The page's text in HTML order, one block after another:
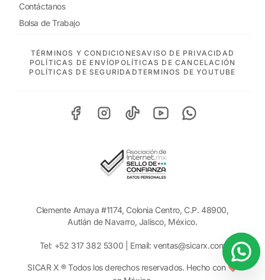
Contáctanos
Bolsa de Trabajo
TÉRMINOS Y CONDICIONESAVISO DE PRIVACIDAD
POLÍTICAS DE ENVÍOPOLÍTICAS DE CANCELACIÓN
POLÍTICAS DE SEGURIDADTERMINOS DE YOUTUBE
Clemente Amaya #1174, Colonia Centro, C.P. 48900,
Autlán de Navarro, Jalisco, México.
Tel: +52 317 382 5300 | Email:ventas@sicarx.com
SICAR X ® Todos los derechos reservados. Hecho con ❤️